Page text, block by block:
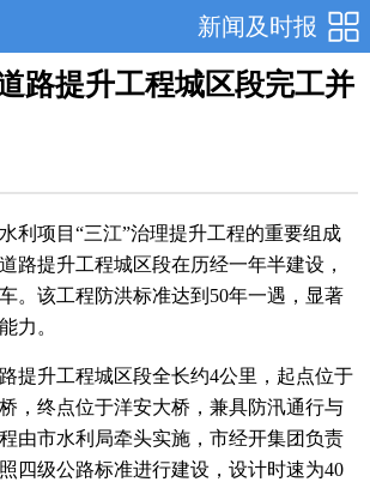
新闻及时报
路提升工程城区段完工并
利项目“三江”治理提升工程的重要组成
路提升工程城区段在历经一年半建设，
。该工程防洪标准达到50年一遇，显著
力。
提升工程城区段全长约4公里，起点位于
，终点位于洋安大桥，兼具防汛通行与
由市水利局牵头实施，市经开集团负责
四级公路标准进行建设，设计时速为40